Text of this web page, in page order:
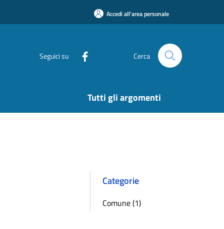
Accedi all'area personale
Seguici su Cerca
Tutti gli argomenti
Categorie
Comune (1)